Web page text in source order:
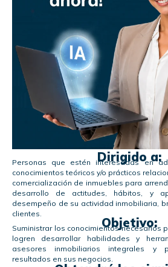
Dirigido a:
Personas que estén interesadas en
conocimientos teóricos y/o prácticos
comercialización de inmuebles para
desarrollo de actitudes, hábitos, y
desempeño de su actividad inmobiliaria,
clientes.
Objetivo:
Suministrar los conocimientos necesarios
logren desarrollar habilidades y
asesores inmobiliarios integrales y
resultados en sus negocios.